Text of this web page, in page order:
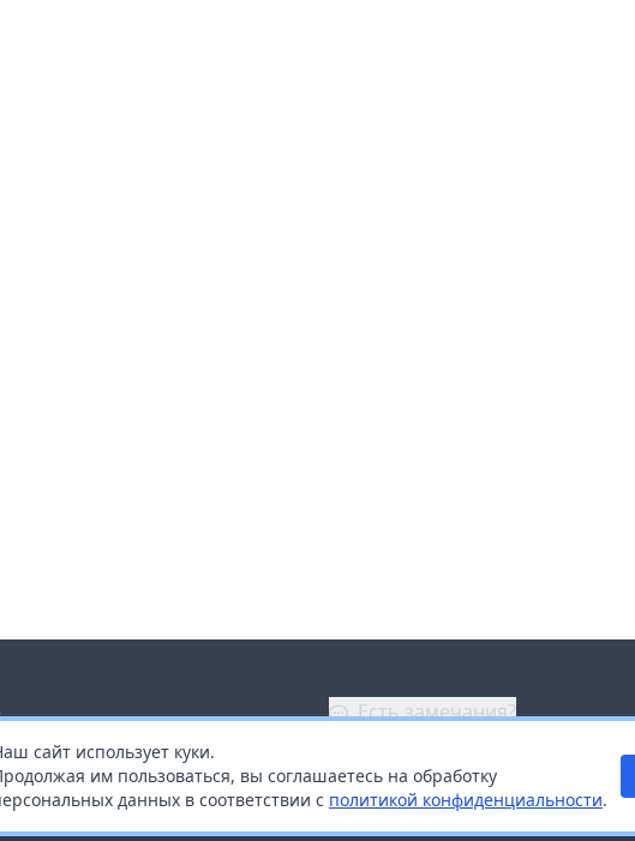
сайт использует куки.
им пользоваться, вы соглашаетесь на обработку
данных в соответствии с политикой конфиденциальности.
и дистрибьюторам
Есть замечания?
Заказать звонок